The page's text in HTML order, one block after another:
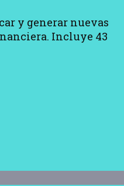
y generar nuevas
Incluye 43